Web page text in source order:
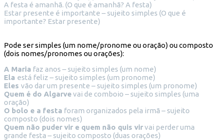
A festa é amanhã. (O que é amanhã? A festa)
Estar presente é importante – sujeito simples (O que é
importante? Estar presente)
Pode ser simples (um nome/pronome ou oração) ou composto
(dois nomes/pronomes ou orações):
A Maria faz anos – sujeito simples (um nome)
Ela está feliz – sujeito simples (um pronome)
Eles vão dar um presente – sujeito simples (um pronome)
Quem é do Algarvevai de comboio – sujeito simples (uma
oração)
O bolo e a festa foram organizados pela irmã – sujeito
composto (dois nomes)
Quem não puder vir e quem não quis virvai perder uma
grande festa – sujeito composto (duas orações)